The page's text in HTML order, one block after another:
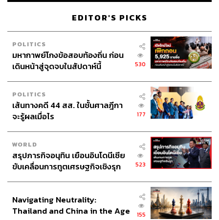
EDITOR'S PICKS
POLITICS
มหากาพย์โกงข้อสอบท้องถิ่น ก่อน
เดินหน้าสู่จุดจบในสัปดาห์นี้
530
POLITICS
เส้นทางคดี 44 สส. ในชั้นศาลฎีกา
จะรู้ผลเมื่อไร
177
WORLD
สรุปภารกิจอนุทิน เยือนอินโดนีเซีย
ขับเคลื่อนการทูตเศรษฐกิจเชิงรุก
523
Navigating Neutrality:
Thailand and China in the Age
155